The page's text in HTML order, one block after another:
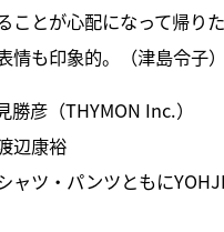
ことが心配になって帰り
情も印象的。（津島令子）
勝彦（THYMON Inc.）
辺康裕
ャツ・パンツともに